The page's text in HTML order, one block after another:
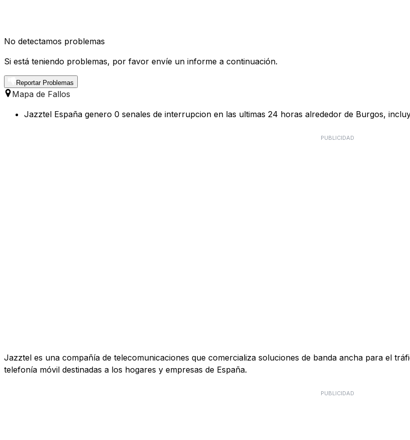
No detectamos problemas
Si está teniendo problemas, por favor envíe un informe a continuación.
Reportar Problemas
Mapa de Fallos
Jazztel España genero 0 senales de interrupcion en las ultimas 24 horas alrededor de Burgos,
PUBLICIDAD
Jazztel es una compañía de telecomunicaciones que comercializa soluciones de banda ancha para el
telefonía móvil destinadas a los hogares y empresas de España.
PUBLICIDAD